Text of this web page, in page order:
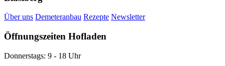
Über uns Demeteranbau Rezepte Newsletter
Öffnungszeiten Hofladen
Donnerstags: 9 - 18 Uhr